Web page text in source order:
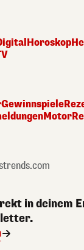
Horoskop
Gewinnspiele
Motor
in deinem